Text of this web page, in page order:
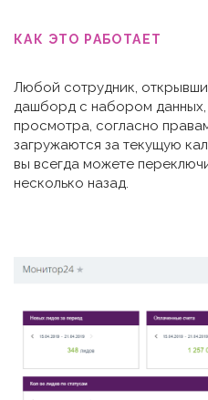
КАК ЭТО РАБОТАЕТ
Любой сотрудник,
дашборд с набором данных,
просмотра, согласно
загружаются за текущую
вы всегда можете
несколько назад.